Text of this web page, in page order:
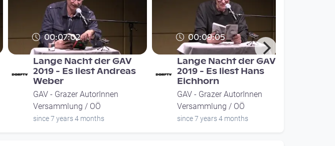
00:07:02
Lange Nacht der GAV
2019 - Es liest Andreas
Weber
GAV - Grazer AutorInnen
Versammlung / OÖ
since 7 years 4 months
00:09:05
Lange Nacht der GAV
2019 - Es liest Hans
Eichhorn
GAV - Grazer AutorInnen
Versammlung / OÖ
since 7 years 4 months